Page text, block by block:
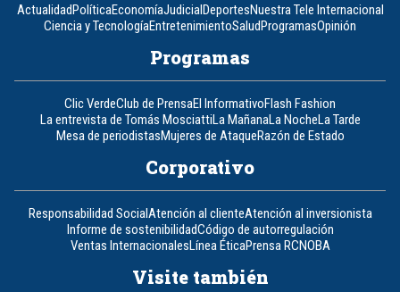
ActualidadPolíticaEconomíaJudicialDeportesNuestra Tele Internacional
Ciencia y TecnologíaEntretenimientoSaludProgramasOpinión
Programas
Clic VerdeClub de PrensaEl InformativoFlash Fashion
La entrevista de Tomás MosciattiLa MañanaLa NocheLa Tarde
Mesa de periodistasMujeres de AtaqueRazón de Estado
Corporativo
Responsabilidad SocialAtención al clienteAtención al inversionista
Informe de sostenibilidadCódigo de autorregulación
Ventas InternacionalesLínea ÉticaPrensa RCNOBA
Visite también